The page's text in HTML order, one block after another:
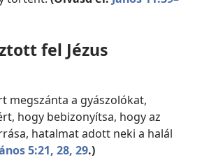
fel Jézus
megszánta a gyászolókat,
hogy bebizonyítsa, hogy az
hatalmat adott neki a halál
5:21, 28, 29.)